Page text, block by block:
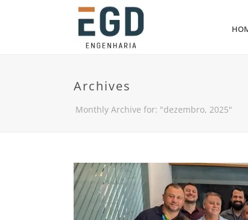
Archives
Monthly Archive for: "dezembro, 2025"